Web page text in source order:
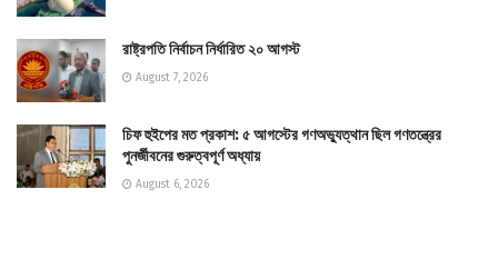
রাষ্ট্রপতি নির্বাচন নির্ধারিত ২০ আগস্ট
August 7, 2026
চিফ হুইপের মত প্রকাশ: ৫ আগস্টের গণঅভ্যুত্থান ছিল গণতন্ত্রের
পুনর্জীবনের গুরুত্বপূর্ণ অধ্যায়
August 6, 2026